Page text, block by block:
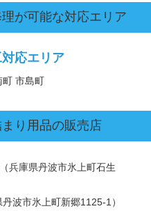
が可能な対応エリア
応エリア
町 市島町
り用品の販売店
兵庫県丹波市氷上町石生
波市氷上町新郷1125-1）